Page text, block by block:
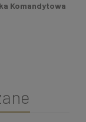
Komandytowa